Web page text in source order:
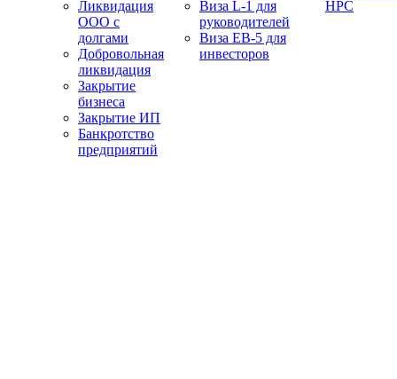
Ликвидация
ООО с
долгами
Добровольная
ликвидация
Закрытие
бизнеса
Закрытие ИП
Банкротство
предприятий
Виза L-1 для
руководителей
Виза EB-5 для
инвесторов
НРС